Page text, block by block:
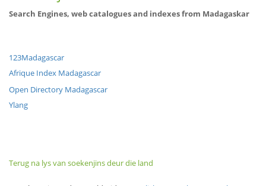
Search Engines, web catalogues and indexes from Madagaskar
123Madagascar
Afrique Index Madagascar
Open Directory Madagascar
Ylang
Terug na lys van soekenjins deur die land